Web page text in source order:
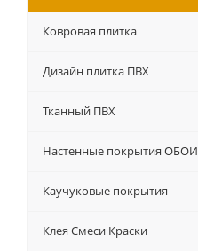
Ковровая плитка
Дизайн плитка ПВХ
Тканный ПВХ
Настенные покрытия ОБОИ
Каучуковые покрытия
Клея Смеси Краски